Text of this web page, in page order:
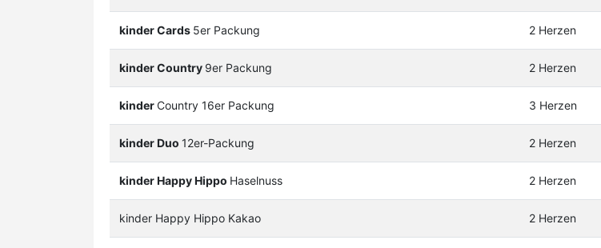
kinder Cards 5er Packung 2 Herzen
kinder Country 9er Packung 2 Herzen
kinderCountry 16er Packung 3 Herzen
kinder Duo 12er-Packung 2 Herzen
kinder Happy Hippo Haselnuss 2 Herzen
kinder Happy Hippo Kakao 2 Herzen